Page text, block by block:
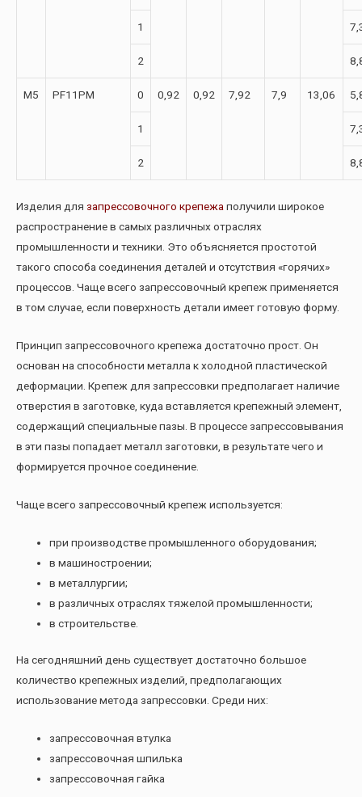
1
2
М5 PF11PM 0 0,92 0,92 7,92 7,9 13,06
1
2
Изделия для запрессовочного крепежаполучили широкое
распространение в самых различных отраслях
промышленности и техники. Это объясняется простотой
такого способа соединения деталей и отсутствия «горячих»
процессов. Чаще всего запрессовочный крепеж применяется
в том случае, если поверхность детали имеет готовую форму.
Принцип запрессовочного крепежа достаточно прост. Он
основан на способности металла к холодной пластической
деформации. Крепеж для запрессовки предполагает наличие
отверстия в заготовке, куда вставляется крепежный элемент,
содержащий специальные пазы. В процессе запрессовывания
в эти пазы попадает металл заготовки, в результате чего и
формируется прочное соединение.
Чаще всего запрессовочный крепеж используется:
при производстве промышленного оборудования;
в машиностроении;
в металлургии;
в различных отраслях тяжелой промышленности;
в строительстве.
На сегодняшний день существует достаточно большое
количество крепежных изделий, предполагающих
использование метода запрессовки. Среди них:
запрессовочная втулка
запрессовочная шпилька
запрессовочная гайка